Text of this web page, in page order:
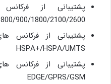
800/900/1800/2100/2600 مگاهرتز
HSPA+/HSPA/UMTS
EDGE/GPRS/GSM